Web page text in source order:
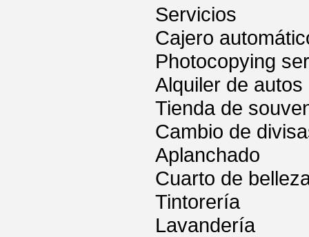
Servicios
Cajero
Photocopying
Alquiler de autos
Tienda de
Cambio de
Aplanchado
Cuarto de
Tintorería
Lavandería